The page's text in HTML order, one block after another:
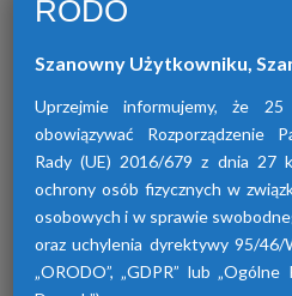
RODO
Szanowny Użytkowniku,
Uprzejmie informujemy, że
obowiązywać Rozporządzenie
Rady (UE) 2016/679 z dnia 27
ochrony osób fizycznych w
osobowych i w sprawie
oraz uchylenia dyrektywy 95/46/
„ORODO”, „GDPR” lub